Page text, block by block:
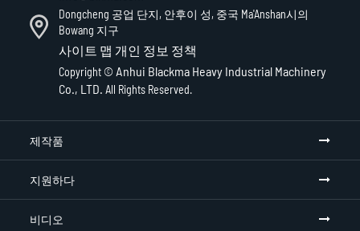
Dongcheng 공업 단지, 안후이 성, 중국 Ma'Anshan시의
Bowang 지구
사이트 맵 개인 정보 정책
Copyright © Anhui Blackma Heavy Industrial Machinery
Co., LTD. All Rights Reserved.
제작품
지원하다
비디오